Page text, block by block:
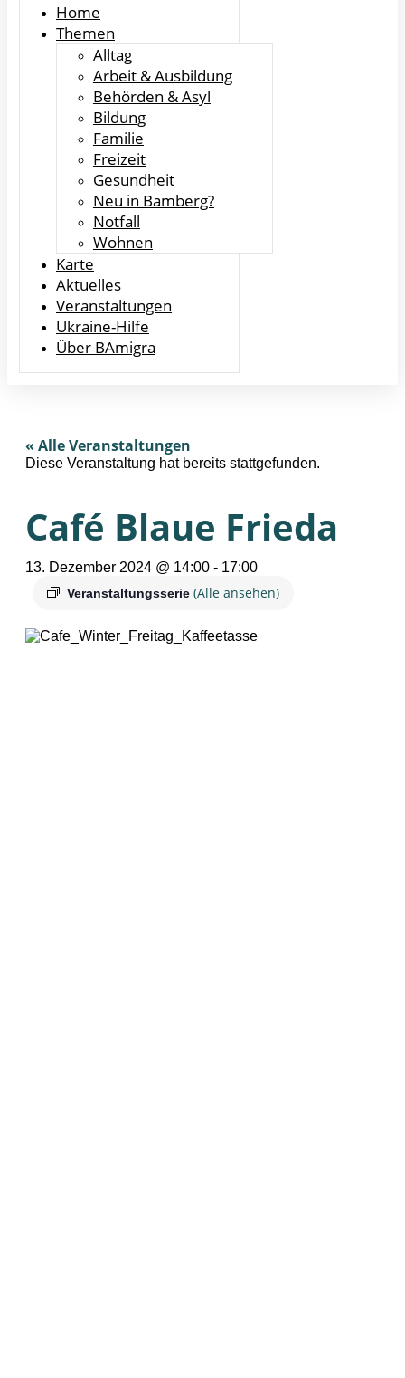
Home
Themen
Alltag
Arbeit & Ausbildung
Behörden & Asyl
Bildung
Familie
Freizeit
Gesundheit
Neu in Bamberg?
Notfall
Wohnen
Karte
Aktuelles
Veranstaltungen
Ukraine-Hilfe
Über BAmigra
« Alle Veranstaltungen
Diese Veranstaltung hat bereits stattgefunden.
Café Blaue Frieda
13. Dezember 2024 @ 14:00 - 17:00
Veranstaltungsserie (Alle ansehen)